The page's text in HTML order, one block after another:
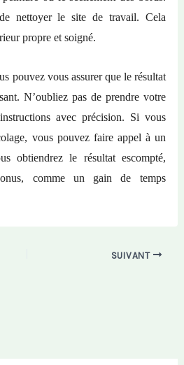
nettoyer le site de travail. Cela
propre et soigné.
pouvez vous assurer que le résultat
N’oubliez pas de prendre votre
avec précision. Si vous
vous pouvez faire appel à un
obtiendrez le résultat escompté,
comme un gain de temps
SUIVANT